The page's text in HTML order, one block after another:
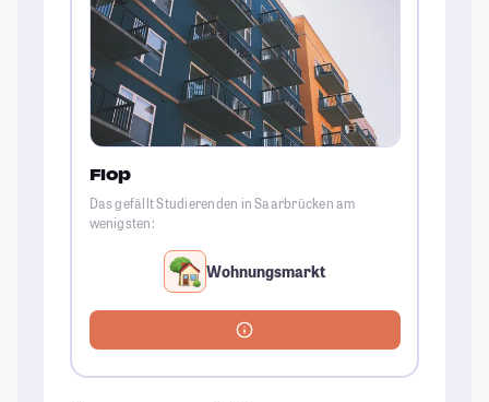
Flop
Das gefällt Studierenden in Saarbrücken am
wenigsten:
Wohnungsmarkt